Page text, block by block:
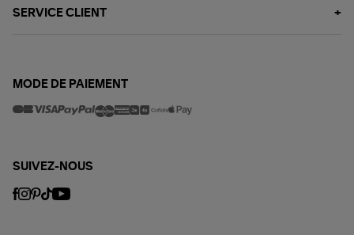
SERVICE CLIENT
MODE DE PAIEMENT
SUIVEZ-NOUS